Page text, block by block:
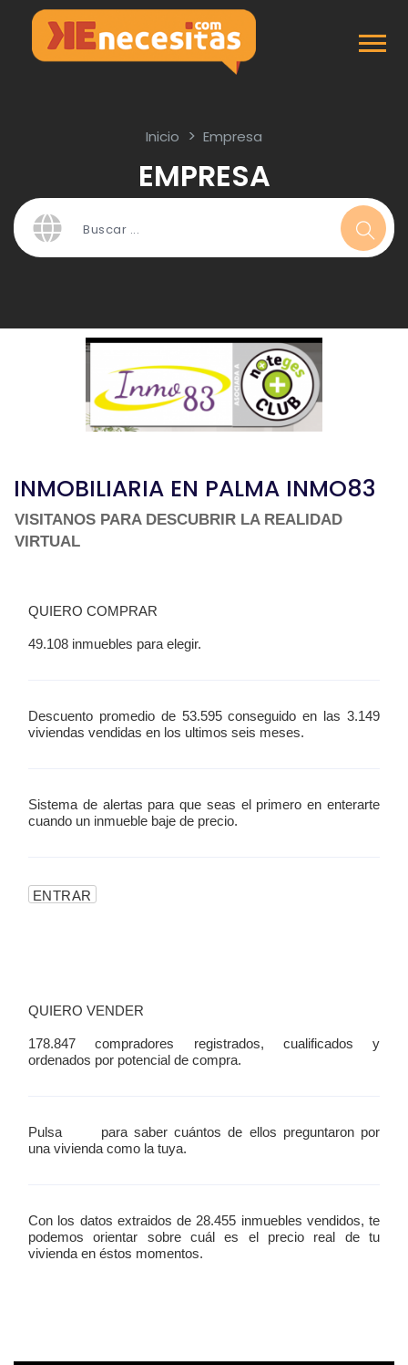
Inicio Empresa
EMPRESA
INMOBILIARIA EN PALMA INMO83
VISITANOS PARA DESCUBRIR LA REALIDAD
VIRTUAL
QUIERO COMPRAR
49.108 inmuebles para elegir.
Descuento promedio de 53.595 conseguido en las 3.149
viviendas vendidas en los ultimos seis meses.
Sistema de alertas para que seas el primero en enterarte
cuando un inmueble baje de precio.
QUIERO VENDER
178.847 compradores registrados, cualificados y
ordenados por potencial de compra.
Pulsa
para saber cuántos de ellos preguntaron por
una vivienda como la tuya.
Con los datos extraidos de 28.455 inmuebles vendidos, te
podemos orientar sobre cuál es el precio real de tu
vivienda en éstos momentos.